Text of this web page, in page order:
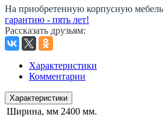
На приобретенную корпусную мебель
гарантию - пять лет!
Рассказать друзьям:
Характеристики
Комментарии
Характеристики
Ширина, мм 2400 мм.